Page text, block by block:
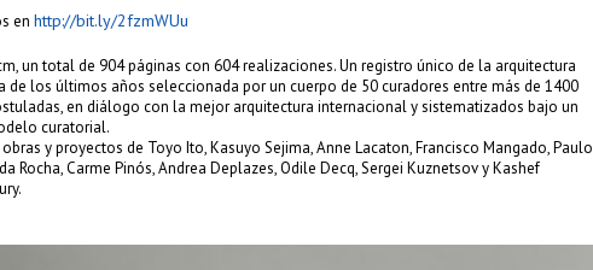
en http://bit.ly/2fzmWUu
un total de 904 páginas con 604 realizaciones. Un registro único de la arquitectura
de los últimos años seleccionada por un cuerpo de 50 curadores entre más de 1400
en diálogo con la mejor arquitectura internacional y sistematizados bajo un
curatorial.
y proyectos de Toyo Ito, Kasuyo Sejima, Anne Lacaton, Francisco Mangado, Paulo
Rocha, Carme Pinós, Andrea Deplazes, Odile Decq, Sergei Kuznetsov y Kashef